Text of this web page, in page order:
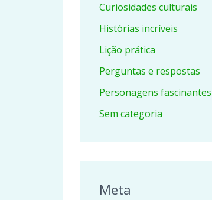
Curiosidades culturais
Histórias incríveis
Lição prática
Perguntas e respostas
Personagens fascinantes
Sem categoria
Meta